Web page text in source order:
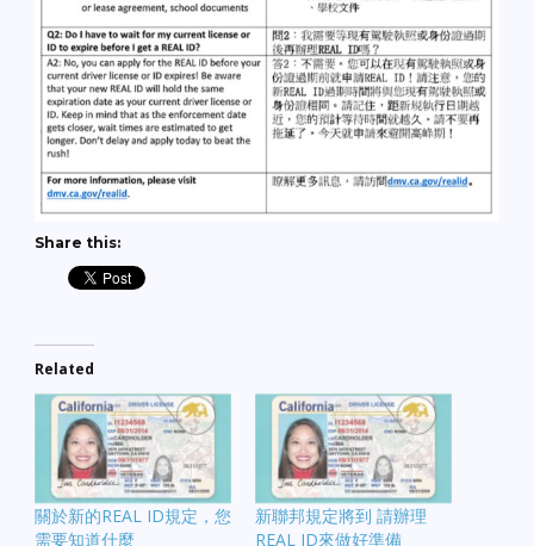
Share this:
Related
關於新的REAL ID規定，您
需要知道什麼
新聯邦規定將到 請辦理
REAL ID來做好準備